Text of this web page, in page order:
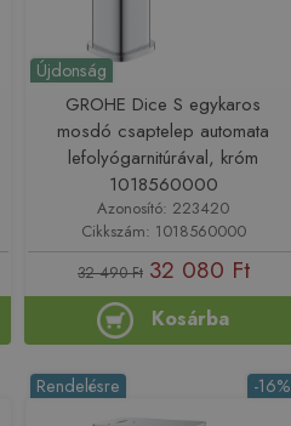
Újdonság
GROHE Dice S egykaros
mosdó csaptelep automata
lefolyógarnitúrával, króm
1018560000
Azonosító: 223420
Cikkszám: 1018560000
32 490 Ft 32 080 Ft
Kosárba
-16%
Rendelésre